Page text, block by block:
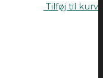
Tilføj til kurv